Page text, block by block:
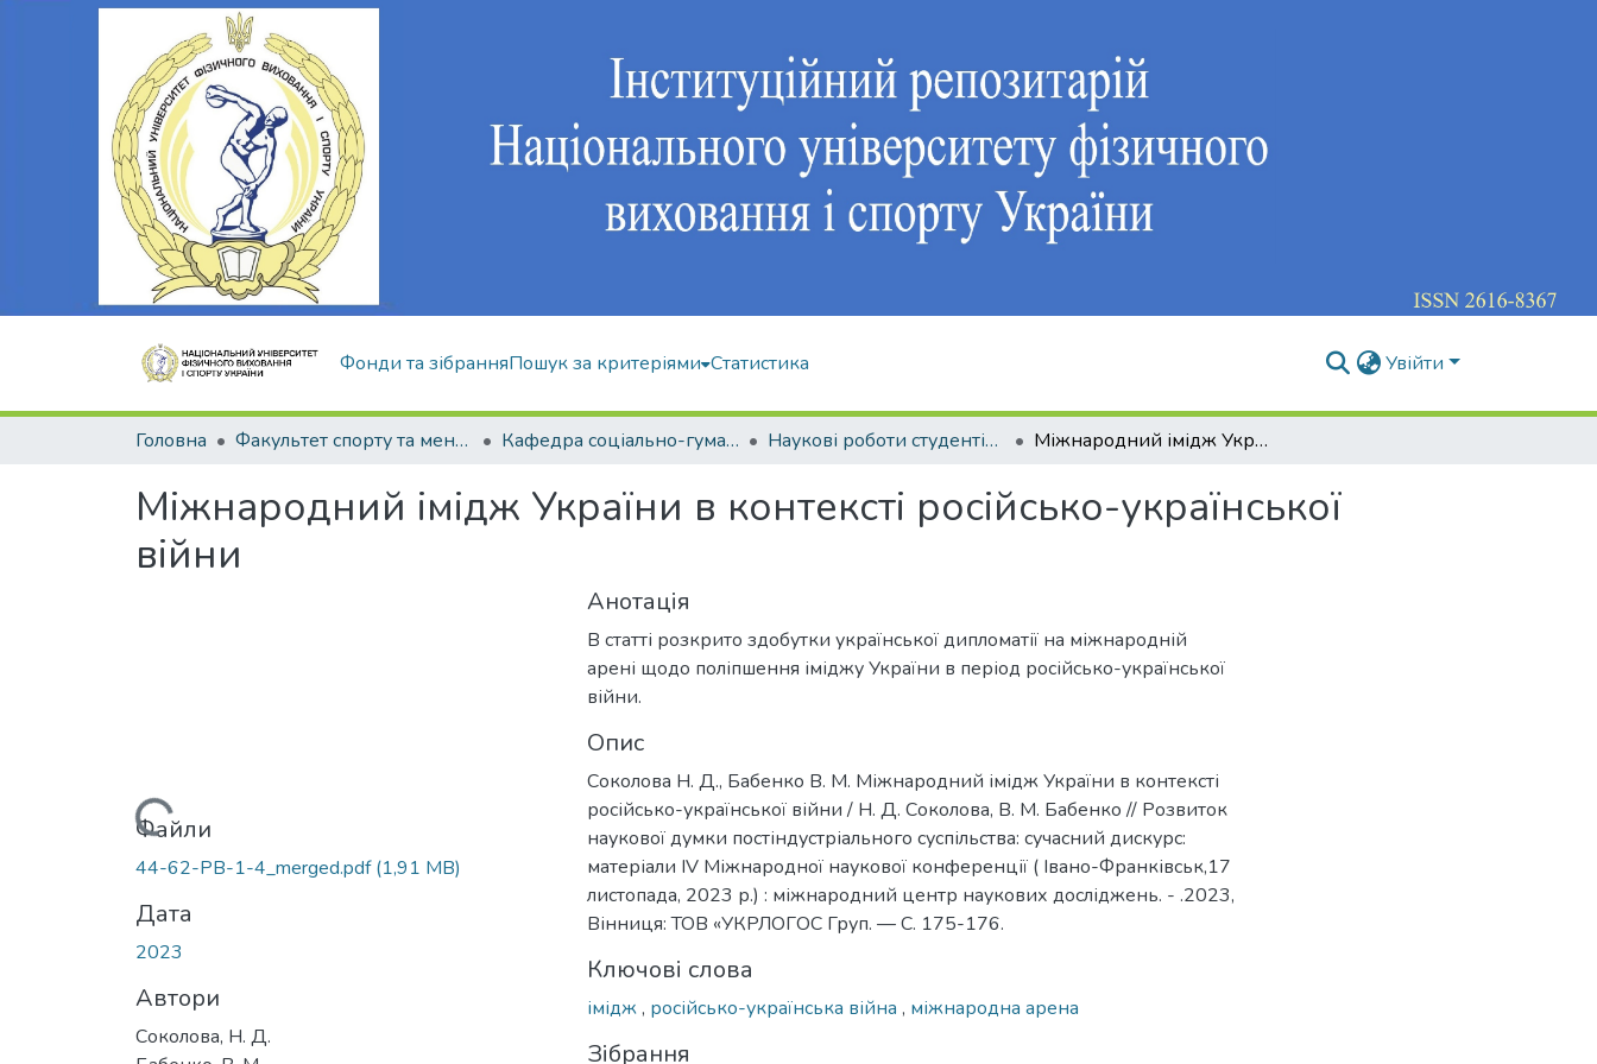
Фонди та зібранняПошук за критеріями Статистика Увійти
Головна Факультет спорту та менеджменту Кафедра соціально-гуманітарних дисциплін Наукові роботи студентів і аспірантів Міжнародний імідж України в контексті російсько-української війни
Міжнародний імідж України в контексті російсько-української
війни
Вантажиться...Файли
44-62-PB-1-4_merged.pdf(1,91 MB)
Дата
2023
Автори
Соколова, Н. Д.
Анотація
В статті розкрито здобутки української дипломатії на міжнародній
арені щодо поліпшення іміджу України в період російсько-української
війни.
Опис
Соколова Н. Д., Бабенко В. М. Міжнародний імідж України в контексті
російсько-української війни / Н. Д. Соколова, В. М. Бабенко // Розвиток
наукової думки постіндустріального суспільства: сучасний дискурс:
матеріали IV Міжнародної наукової конференції ( Івано-Франківськ,17
листопада, 2023 р.) : міжнародний центр наукових досліджень. - .2023,
Вінниця: ТОВ «УКРЛОГОС Груп. — С. 175-176.
Ключові слова
імідж, російсько-українська війна , міжнародна арена
Зібрання